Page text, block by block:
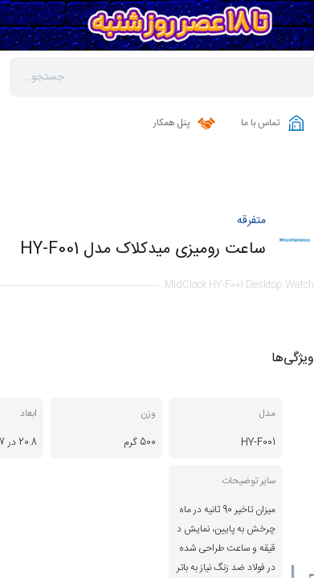
تماس با ما پنل همکار
متفرقه
ساعت رومیزی میدکلاک مدل HY-F001
MidClock HY-F001 Desktop Watch
ویژگی‌ها
مدل
HY-F001
وزن
500 گرم
ابعاد
20.8 در 15.7 سانتی‌متر
سایر توضیحات
میزان تاخیر 90 ثانیه در ماه
چرخش به پایین، نمایش د
قیقه و ساعت طراحی شده
در فولاد ضد زنگ نیاز به باتر